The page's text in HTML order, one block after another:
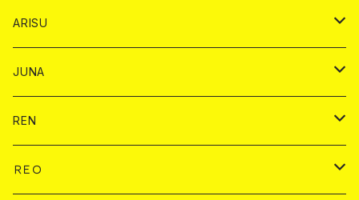
ショット
ドリンク
シャンパン
ドリンク
チェキ
バイカ
ドリンク
ドリンク
ヤードグラス
チェキ
ARISU
バイカ
ドリンク
ドリンク
チェキ
JUNA
バイカ
ドリンク
REN
バイカ
ＲＥＯ